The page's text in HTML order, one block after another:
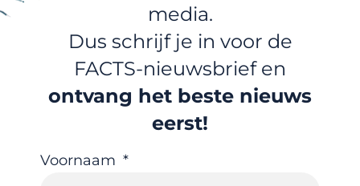
media.
Dus schrijf je in voor de
FACTS-nieuwsbrief en
ontvang het beste nieuws
eerst!
Voornaam